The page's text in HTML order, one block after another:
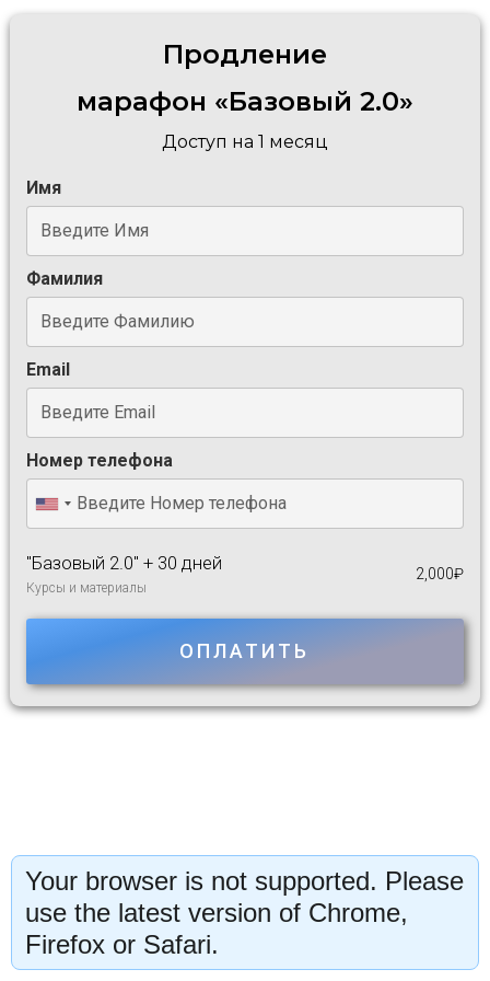
Продление
марафон «Базовый 2.0»
Доступ на 1 месяц
Имя
Фамилия
Email
Номер телефона
"Базовый 2.0" + 30 дней
Курсы и материалы
2,000₽
ОПЛАТИТЬ
Your browser is not supported. Please
use the latest version of Chrome,
Firefox or Safari.